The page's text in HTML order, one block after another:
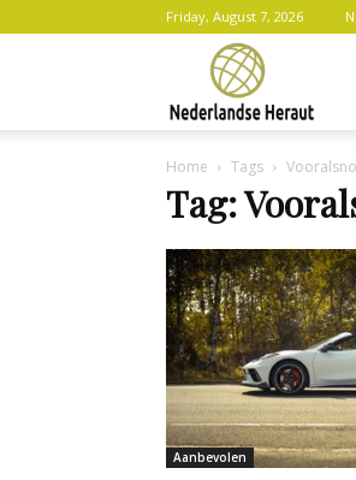
Friday, August 7, 2026
Home Tags
Tag:
Aanbevolen